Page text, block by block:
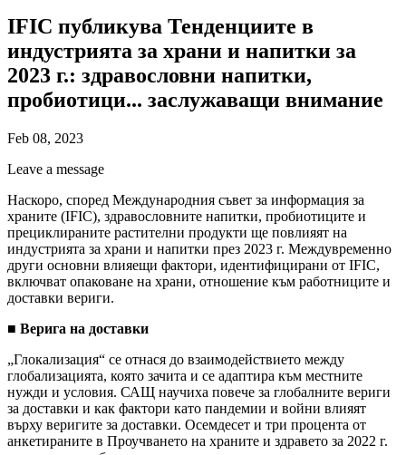
IFIC публикува Тенденциите в
индустрията за храни и напитки за
2023 г.: здравословни напитки,
пробиотици... заслужаващи внимание
Feb 08, 2023
Leave a message
Наскоро, според Международния съвет за информация за
храните (IFIC), здравословните напитки, пробиотиците и
прециклираните растителни продукти ще повлияят на
индустрията за храни и напитки през 2023 г. Междувременно
други основни влияещи фактори, идентифицирани от IFIC,
включват опаковане на храни, отношение към работниците и
доставки вериги.
■ Верига на доставки
„Глокализация“ се отнася до взаимодействието между
глобализацията, която зачита и се адаптира към местните
нужди и условия. САЩ научиха повече за глобалните вериги
за доставки и как фактори като пандемии и войни влияят
върху веригите за доставки. Осемдесет и три процента от
анкетираните в Проучването на храните и здравето за 2022 г.